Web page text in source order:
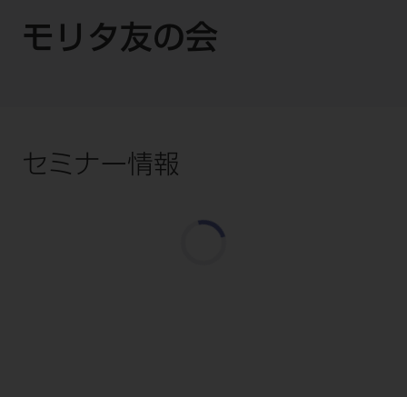
モリタ友の会
セミナー情報